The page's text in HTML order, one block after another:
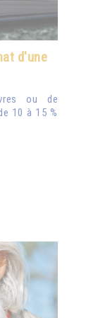
d'une
ou de
10 à 15 %